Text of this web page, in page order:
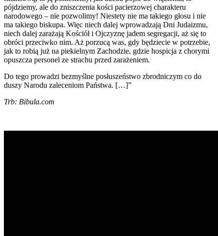
pójdziemy, ale do zniszczenia kości pacierzowej charakteru
narodowego – nie pozwolimy! Niestety nie ma takiego głosu i nie
ma takiego biskupa. Więc niech dalej wprowadzają Dni Judaizmu,
niech dalej zarażają Kościół i Ojczyznę jadem segregacji, aż się to
obróci przeciwko nim. Aż porzucą was, gdy będziecie w potrzebie,
jak to robią już na piekielnym Zachodzie, gdzie hospicja z chorymi
opuszcza personel ze strachu przed zarażeniem.
Do tego prowadzi bezmyślne posłuszeństwo zbrodniczym co do
duszy Narodu zaleceniom Państwa. […]”
Trb: Bibula.com